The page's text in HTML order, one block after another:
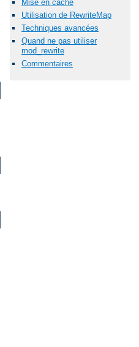
Mise en cache
Utilisation de RewriteMap
Techniques avancées
Quand ne pas utiliser
mod_rewrite
Commentaires